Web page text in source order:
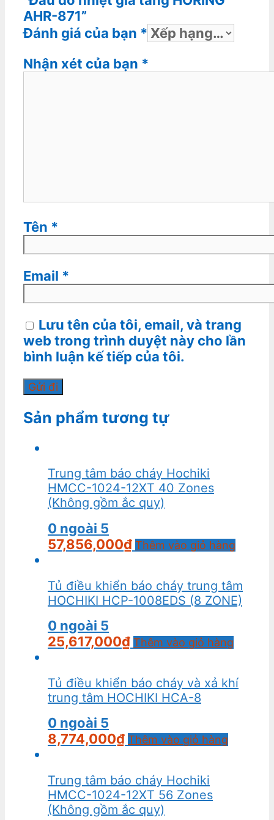
AHR-871”
Đánh giá của bạn *
Nhận xét của bạn *
Tên *
Email *
Lưu tên của tôi, email, và trang
web trong trình duyệt này cho lần
bình luận kế tiếp của tôi.
Sản phẩm tương tự
Trung tâm báo cháy Hochiki
HMCC-1024-12XT 40 Zones
(Không gồm ắc quy)
0 ngoài 5
57,856,000₫ Thêm vào giỏ hàng
Tủ điều khiển báo cháy trung tâm
HOCHIKI HCP-1008EDS (8 ZONE)
0 ngoài 5
25,617,000₫ Thêm vào giỏ hàng
Tủ điều khiển báo cháy và xả khí
trung tâm HOCHIKI HCA-8
0 ngoài 5
8,774,000₫ Thêm vào giỏ hàng
Trung tâm báo cháy Hochiki
HMCC-1024-12XT 56 Zones
(Không gồm ắc quy)